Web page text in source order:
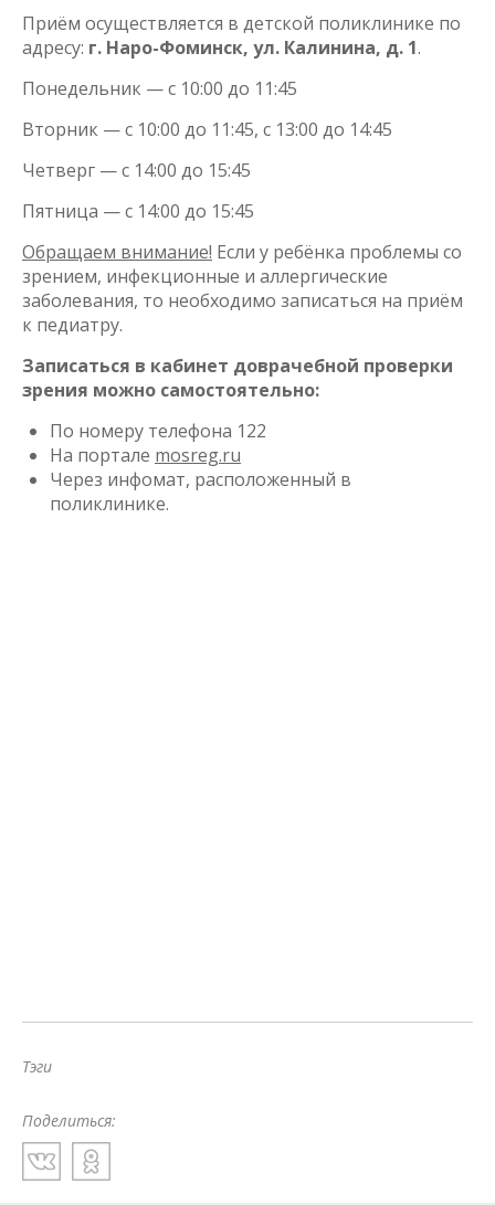
Приём осуществляется в детской поликлинике по
адресу: г. Наро-Фоминск, ул. Калинина, д. 1.
Понедельник — с 10:00 до 11:45
Вторник — с 10:00 до 11:45, с 13:00 до 14:45
Четверг — с 14:00 до 15:45
Пятница — с 14:00 до 15:45
Обращаем внимание! Если у ребёнка проблемы со
зрением, инфекционные и аллергические
заболевания, то необходимо записаться на приём
к педиатру.
Записаться в кабинет доврачебной проверки
зрения можно самостоятельно:
По номеру телефона 122
На портале mosreg.ru
Через инфомат, расположенный в
поликлинике.
Тэги
Поделиться: